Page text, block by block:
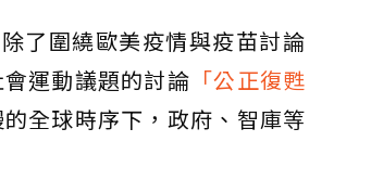
了圍繞歐美疫情與疫苗討論
運動議題的討論 「公正復甦
全球時序下，政府、智庫等